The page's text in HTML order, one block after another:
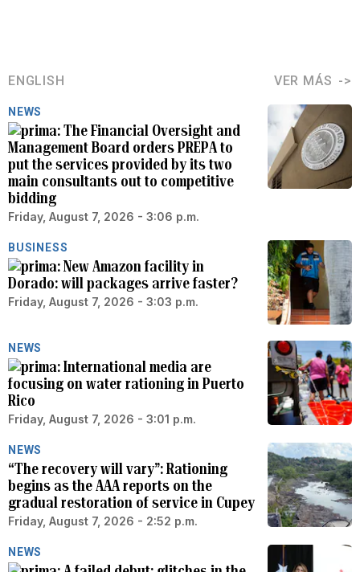
ENGLISH VER MÁS
NEWS
The Financial Oversight and
Management Board orders PREPA to
put the services provided by its two
main consultants out to competitive
bidding
Friday, August 7, 2026 - 3:06 p.m.
BUSINESS
New Amazon facility in
Dorado: will packages arrive faster?
Friday, August 7, 2026 - 3:03 p.m.
NEWS
International media are
focusing on water rationing in Puerto
Rico
Friday, August 7, 2026 - 3:01 p.m.
NEWS
“The recovery will vary”: Rationing
begins as the AAA reports on the
gradual restoration of service in Cupey
Friday, August 7, 2026 - 2:52 p.m.
NEWS